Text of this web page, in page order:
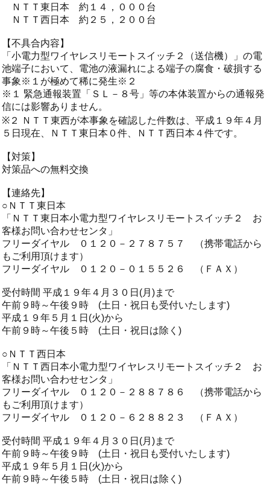
ＮＴＴ東日本 約１４，０００台
ＮＴＴ西日本 約２５，２００台
【不具合内容】
「小電力型ワイヤレスリモートスイッチ２（送信機）」の電
池端子において、電池の液漏れによる端子の腐食・破損する
事象※１が極めて稀に発生※２
※１ 緊急通報装置「ＳＬ－８号」等の本体装置からの通報発
信には影響ありません。
※２ ＮＴＴ東西が本事象を確認した件数は、平成１９年４月
５日現在、ＮＴＴ東日本０件、ＮＴＴ西日本４件です。
【対策】
対策品への無料交換
【連絡先】
○ＮＴＴ東日本
「ＮＴＴ東日本小電力型ワイヤレスリモートスイッチ２ お
客様お問い合わせセンタ」
フリーダイヤル ０１２０－２７８７５７ （携帯電話から
もご利用頂けます）
フリーダイヤル ０１２０－０１５５２６ （ＦＡＸ）
受付時間 平成１９年４月３０日(月)まで
午前９時～午後９時 (土日・祝日も受付いたします)
平成１９年５月１日(火)から
午前９時～午後５時 (土日・祝日は除く)
○ＮＴＴ西日本
「ＮＴＴ西日本小電力型ワイヤレスリモートスイッチ２ お
客様お問い合わせセンタ」
フリーダイヤル ０１２０－２８８７８６ （携帯電話から
もご利用頂けます）
フリーダイヤル ０１２０－６２８８２３ （ＦＡＸ）
受付時間 平成１９年４月３０日(月)まで
午前９時～午後９時 (土日・祝日も受付いたします)
平成１９年５月１日(火)から
午前９時～午後５時 (土日・祝日は除く)